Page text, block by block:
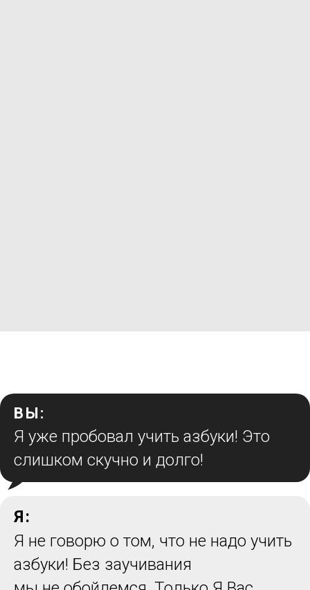
ВЫ:
Я уже пробовал учить азбуки! Это
слишком скучно и долго!
Я:
Я не говорю о том, что не надо учить
азбуки! Без заучивания